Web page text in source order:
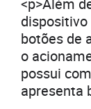
<p>Além
botões de
o
possui
apresenta